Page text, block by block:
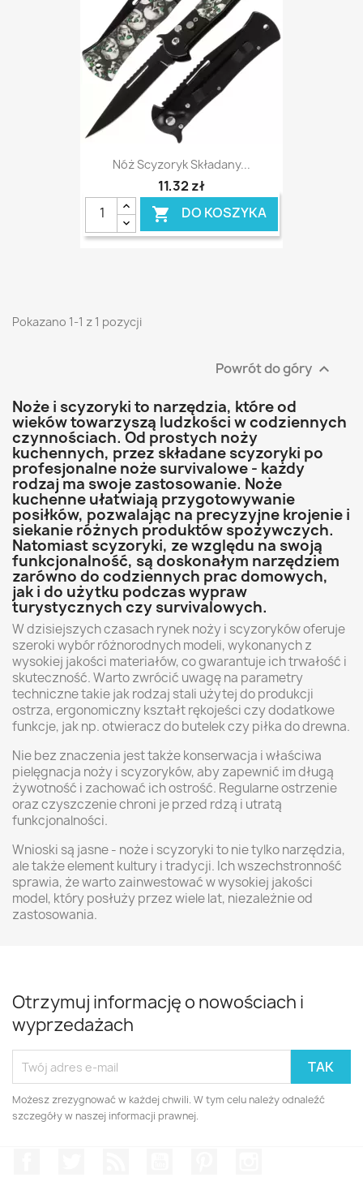
Nóż Scyzoryk Składany...
11,32 zł
 DO KOSZYKA
Pokazano 1-1 z 1 pozycji
Powrót do góry 
Noże i scyzoryki to narzędzia, które od
wieków towarzyszą ludzkości w codziennych
czynnościach. Od prostych noży
kuchennych, przez składane scyzoryki po
profesjonalne noże survivalowe - każdy
rodzaj ma swoje zastosowanie. Noże
kuchenne ułatwiają przygotowywanie
posiłków, pozwalając na precyzyjne krojenie i
siekanie różnych produktów spożywczych.
Natomiast scyzoryki, ze względu na swoją
funkcjonalność, są doskonałym narzędziem
zarówno do codziennych prac domowych,
jak i do użytku podczas wypraw
turystycznych czy survivalowych.
W dzisiejszych czasach rynek noży i scyzoryków oferuje
szeroki wybór różnorodnych modeli, wykonanych z
wysokiej jakości materiałów, co gwarantuje ich trwałość i
skuteczność. Warto zwrócić uwagę na parametry
techniczne takie jak rodzaj stali użytej do produkcji
ostrza, ergonomiczny kształt rękojeści czy dodatkowe
funkcje, jak np. otwieracz do butelek czy piłka do drewna.
Nie bez znaczenia jest także konserwacja i właściwa
pielęgnacja noży i scyzoryków, aby zapewnić im długą
żywotność i zachować ich ostrość. Regularne ostrzenie
oraz czyszczenie chroni je przed rdzą i utratą
funkcjonalności.
Wnioski są jasne - noże i scyzoryki to nie tylko narzędzia,
ale także element kultury i tradycji. Ich wszechstronność
sprawia, że warto zainwestować w wysokiej jakości
model, który posłuży przez wiele lat, niezależnie od
zastosowania.
Otrzymuj informację o nowościach i
wyprzedażach
Możesz zrezygnować w każdej chwili. W tym celu należy odnaleźć
szczegóły w naszej informacji prawnej.